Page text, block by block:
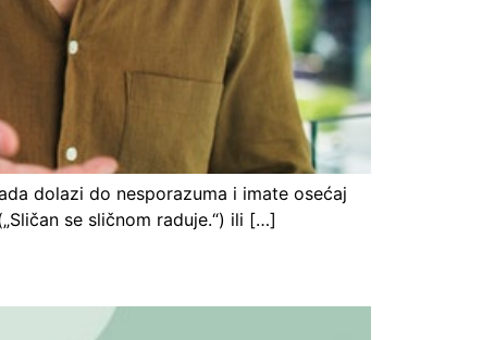
dolazi do nesporazuma i imate osećaj
se sličnom raduje.“) ili […]